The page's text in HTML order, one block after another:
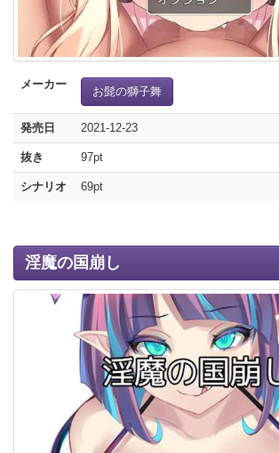
メーカー
お髭の獅子舞
発売日 2021-12-23
抜き 97pt
シナリオ 69pt
淫魔の国崩し